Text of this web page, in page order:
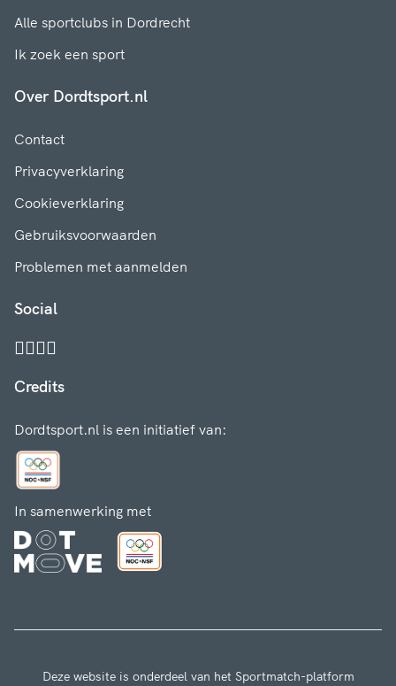
Alle sportclubs in Dordrecht
Ik zoek een sport
Over Dordtsport.nl
Contact
Privacyverklaring
Cookieverklaring
Gebruiksvoorwaarden
Problemen met aanmelden
Social
Credits
Dordtsport.nl is een initiatief van:
In samenwerking met
Deze website is onderdeel van het Sportmatch-platform